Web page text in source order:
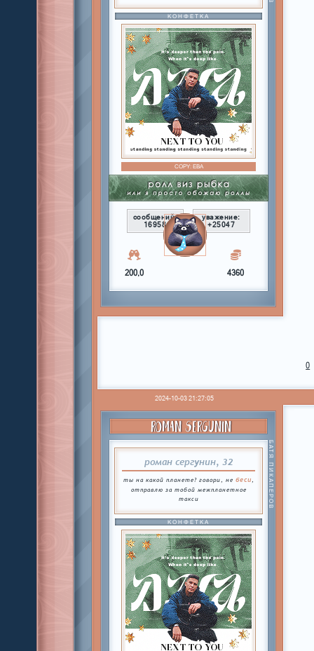
КОНФЕТКА
COPY:ЕВА
сообщений:
16958
уважение:
+25047
200,0 4360
0
2024-10-03 21:27:05
ROMAN SERGUNIN
роман сергунин, 32
ты на какой планете? говори, не беси,
отправлю за тобой межпланетное
такси
БАТЯ ПИКАПЕРОВ
КОНФЕТКА